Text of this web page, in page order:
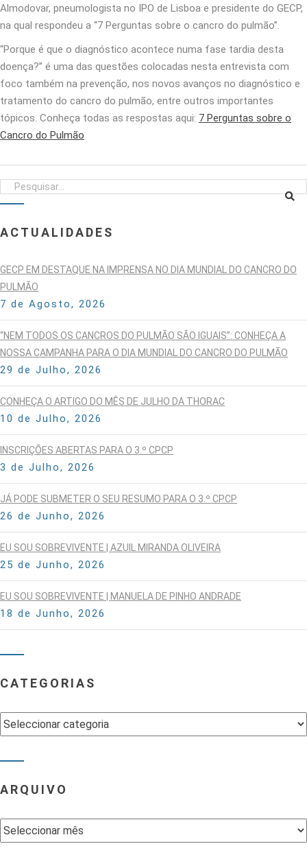
Almodovar, pneumologista no IPO de Lisboa e presidente do GECP,
na qual respondeu a “7 Perguntas sobre o cancro do pulmão”.
“Porque é que o diagnóstico acontece numa fase tardia desta
doença?” é uma das questões colocadas nesta entrevista com
foco também na prevenção, nos novos avanços no diagnóstico e
tratamento do cancro do pulmão, entre outros importantes
tópicos. Conheça todas as respostas aqui: 7 Perguntas sobre o
Cancro do Pulmão
ACTUALIDADES
GECP EM DESTAQUE NA IMPRENSA NO DIA MUNDIAL DO CANCRO DO
PULMÃO
7 de Agosto, 2026
“NEM TODOS OS CANCROS DO PULMÃO SÃO IGUAIS”: CONHEÇA A
NOSSA CAMPANHA PARA O DIA MUNDIAL DO CANCRO DO PULMÃO
29 de Julho, 2026
CONHEÇA O ARTIGO DO MÊS DE JULHO DA THORAC
10 de Julho, 2026
INSCRIÇÕES ABERTAS PARA O 3.º CPCP
3 de Julho, 2026
JÁ PODE SUBMETER O SEU RESUMO PARA O 3.º CPCP
26 de Junho, 2026
EU SOU SOBREVIVENTE | AZUIL MIRANDA OLIVEIRA
25 de Junho, 2026
EU SOU SOBREVIVENTE | MANUELA DE PINHO ANDRADE
18 de Junho, 2026
CATEGORIAS
Categorias
ARQUIVO
Arquivo